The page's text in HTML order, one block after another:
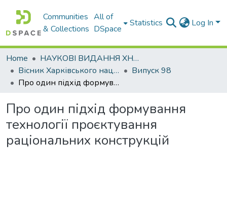
Communities
& Collections
All of
DSpace
Statistics Log In
Home
НАУКОВІ ВИДАННЯ ХНАДУ
Вісник Харківського національного автомобільно-дорожнього університету / Вестник Харьковского национального автомобильно-дорожного университета
Випуск 98
Про один підхід формування технології проєктування раціональних конструкцій
Про один підхід формування
технології проєктування
раціональних конструкцій